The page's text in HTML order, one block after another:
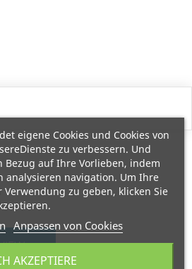
eigene Cookies und Cookies von
zu verbessern. Und
Bezug auf Ihre Vorlieben, indem
analysieren navigation. Um Ihre
zu geben, klicken Sie
Anpassen von Cookies
AKZEPTIERE